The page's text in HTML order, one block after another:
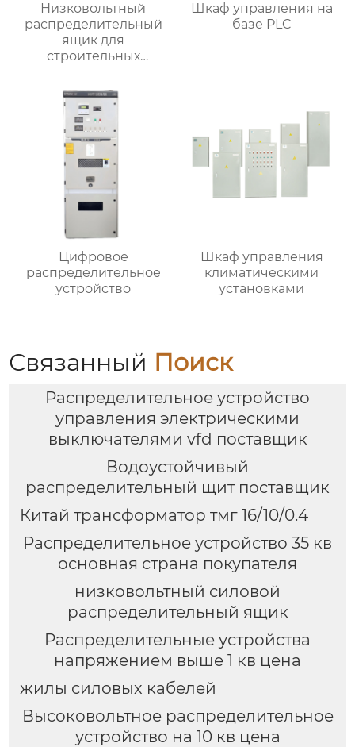
Низковольтный
распределительный
ящик для
строительных
Шкаф управления на
базе PLC
Цифровое
распределительное
устройство
Шкаф управления
климатическими
установками
Связанный Поиск
Распределительное устройство
управления электрическими
выключателями vfd поставщик
Водоустойчивый
распределительный щит поставщик
Китай трансформатор тмг 16/10/0.4
Распределительное устройство 35 кв
основная страна покупателя
низковольтный силовой
распределительный ящик
Распределительные устройства
напряжением выше 1 кв цена
жилы силовых кабелей
Высоковольтное распределительное
устройство на 10 кв цена